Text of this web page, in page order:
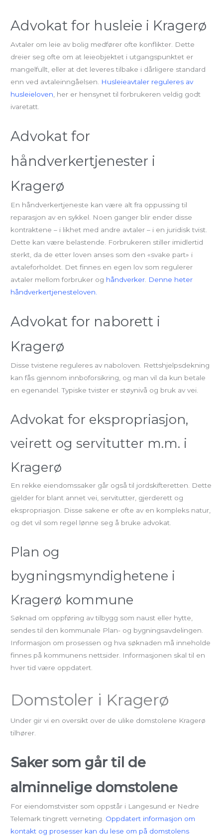
Advokat for husleie i Kragerø
Avtaler om leie av bolig medfører ofte konflikter. Dette
dreier seg ofte om at leieobjektet i utgangspunktet er
mangelfullt, eller at det leveres tilbake i dårligere standard
enn ved avtaleinngåelsen. Husleieavtaler reguleres av
husleieloven, her er hensynet til forbrukeren veldig godt
ivaretatt.
Advokat for
håndverkertjenester i
Kragerø
En håndverkertjeneste kan være alt fra oppussing til
reparasjon av en sykkel. Noen ganger blir ender disse
kontraktene – i likhet med andre avtaler – i en juridisk tvist.
Dette kan være belastende. Forbrukeren stiller imidlertid
sterkt, da de etter loven anses som den «svake part» i
avtaleforholdet. Det finnes en egen lov som regulerer
avtaler mellom forbruker og håndverker Denne heter
håndverkertjenesteloven.
Advokat for naborett i
Kragerø
Disse tvistene reguleres av naboloven. Rettshjelpsdekning
kan fås gjennom innboforsikring, og man vil da kun betale
en egenandel. Typiske tvister er støynivå og bruk av vei.
Advokat for ekspropriasjon,
veirett og servitutter m.m. i
Kragerø
En rekke eiendomssaker går også til jordskifteretten. Dette
gjelder for blant annet vei, servitutter, gjerderett og
ekspropriasjon. Disse sakene er ofte av en kompleks natur,
og det vil som regel lønne seg å bruke advokat.
Plan og
bygningsmyndighetene i
Kragerø kommune
Søknad om oppføring av tilbygg som naust eller hytte,
sendes til den kommunale Plan- og bygningsavdelingen.
Informasjon om prosessen og hva søknaden må inneholde
finnes på kommunens nettsider. Informasjonen skal til en
hver tid være oppdatert.
Domstoler i Kragerø
Under gir vi en oversikt over de ulike domstolene Kragerø
tilhører.
Saker som går til de
alminnelige domstolene
For eiendomstvister som oppstår i Langesund er Nedre
Telemark tingrett verneting. Oppdatert informasjon om
kontakt og prosesser kan du lese om på domstolens